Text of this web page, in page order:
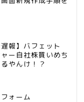
遅報】バフェット
ー自社株買いめち
やんけ！？
ォーム